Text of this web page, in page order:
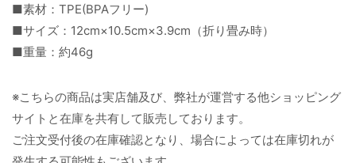
■素材：TPE(BPAフリー)
■サイズ：12cm×10.5cm×3.9cm（折り畳み時）
■重量：約46g
※こちらの商品は実店舗及び、弊社が運営する他ショッピング
サイトと在庫を共有して販売しております。
ご注文受付後の在庫確認となり、場合によっては在庫切れが